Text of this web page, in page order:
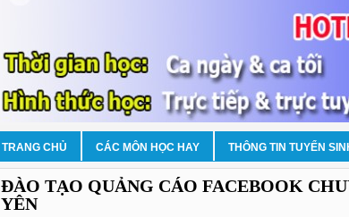
TRANG CHỦ CÁC MÔN HỌC HAY THÔNG TIN TUYỂN
ĐÀO TẠO QUẢNG CÁO FACEBOOK
YÊN